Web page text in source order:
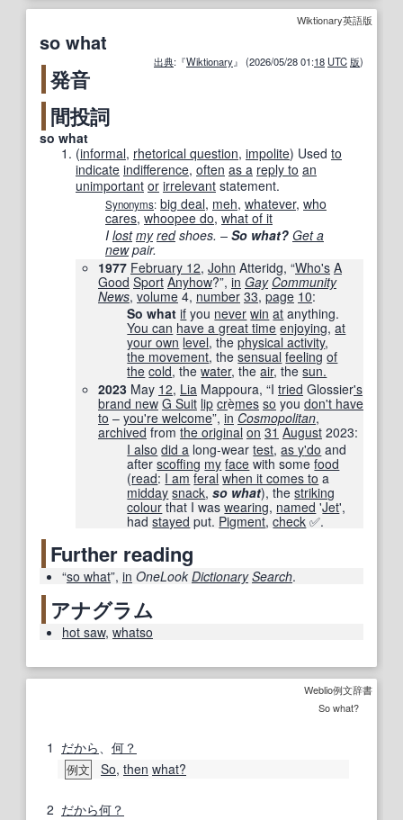
Wiktionary英語版
so what
出典:『Wiktionary』 (2026/05/28 01:18 UTC 版)
発音
間投詞
so what
(informal, rhetorical question, impolite) Used to
indicate indifference, often as a reply to an
unimportant or irrelevant statement.
Synonyms: big deal, meh, whatever, who
cares, whoopee do, what of it
I lost my redshoes. – So what? Get a
newpair.
1977 February 12, John Atteridg, “Who's A
Good Sport Anyhow?”, in Gay Community
News, volume 4, number 33,page 10:
So what if you never win at anything.
You can have a great time enjoying,at
your own level, thephysical activity,
the movement, thesensual feeling of
the cold, thewater, theair, thesun.
2023 May 12, Lia Mappoura, “I tried Glossier's
brand new G Suit lip crèmes so you don't have
to – you're welcome”, in Cosmopolitan‎,
archived from the original on 31 August 2023:
I also did a long-weartest,as y'do and
afterscoffing my face with somefood
(read: I am feral when it comes to a
midday snack,so what), thestriking
colourthat I waswearing, named 'Jet',
hadstayed put. Pigment,check ✅.
Further reading
“so what”, in OneLook Dictionary Search.
アナグラム
hot saw, whatso
Weblio例文辞書
So what?
1 だから 何？
例文 So, then what?
2 だから何？